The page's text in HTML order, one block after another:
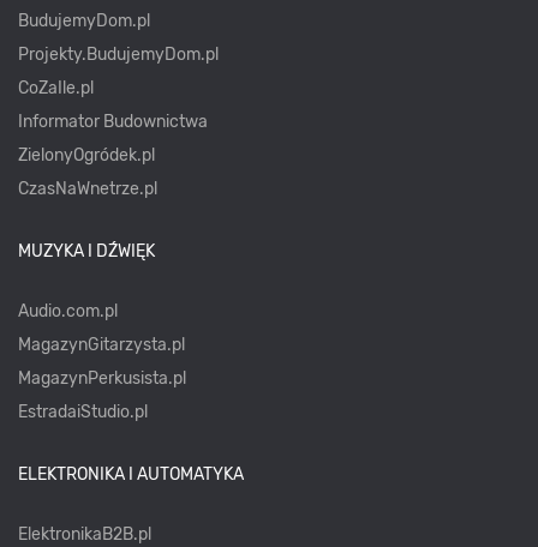
BudujemyDom.pl
Projekty.BudujemyDom.pl
CoZaIle.pl
Informator Budownictwa
ZielonyOgródek.pl
CzasNaWnetrze.pl
MUZYKA I DŹWIĘK
Audio.com.pl
MagazynGitarzysta.pl
MagazynPerkusista.pl
EstradaiStudio.pl
ELEKTRONIKA I AUTOMATYKA
ElektronikaB2B.pl